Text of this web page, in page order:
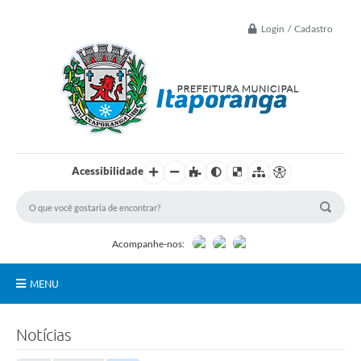
Login / Cadastro
Acessibilidade
Acompanhe-nos:
MENU
Notícias